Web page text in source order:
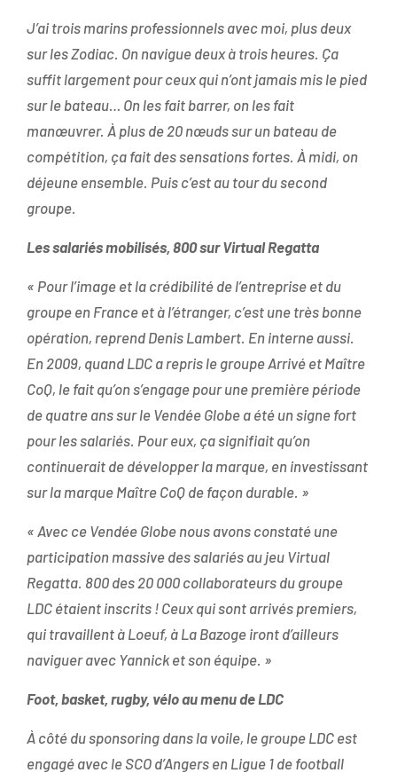
J’ai trois marins professionnels avec moi, plus deux
sur les Zodiac. On navigue deux à trois heures. Ça
suffit largement pour ceux qui n’ont jamais mis le pied
sur le bateau… On les fait barrer, on les fait
manœuvrer. À plus de 20 nœuds sur un bateau de
compétition, ça fait des sensations fortes. À midi, on
déjeune ensemble. Puis c’est au tour du second
groupe.
Les salariés mobilisés, 800 sur Virtual Regatta
« Pour l’image et la crédibilité de l’entreprise et du
groupe en France et à l’étranger, c’est une très bonne
opération, reprend Denis Lambert. En interne aussi.
En 2009, quand LDC a repris le groupe Arrivé et Maître
CoQ, le fait qu’on s’engage pour une première période
de quatre ans sur le Vendée Globe a été un signe fort
pour les salariés. Pour eux, ça signifiait qu’on
continuerait de développer la marque, en investissant
sur la marque Maître CoQ de façon durable. »
« Avec ce Vendée Globe nous avons constaté une
participation massive des salariés au jeu Virtual
Regatta. 800 des 20 000 collaborateurs du groupe
LDC étaient inscrits ! Ceux qui sont arrivés premiers,
qui travaillent à Loeuf, à La Bazoge iront d’ailleurs
naviguer avec Yannick et son équipe. »
Foot, basket, rugby, vélo au menu de LDC
À côté du sponsoring dans la voile, le groupe LDC est
engagé avec le SCO d’Angers en Ligue 1 de football